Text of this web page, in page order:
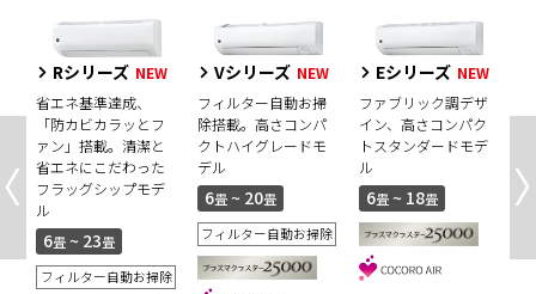
Rシリーズ NEW
省エネ基準達成、
「防カビカラッとフ
ァン」搭載。清潔と
省エネにこだわった
フラッグシップモデ
ル
6畳~ 23畳
フィルター自動お掃除
Vシリーズ NEW
フィルター自動お掃
除搭載。高さコンパ
クトハイグレードモ
デル
6畳~ 20畳
フィルター自動お掃除
Eシリーズ NEW
ファブリック調デザ
イン、高さコンパク
トスタンダードモデ
ル
6畳~ 18畳
6